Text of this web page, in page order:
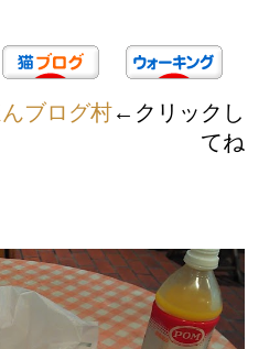
ブログ村←クリックし
てね